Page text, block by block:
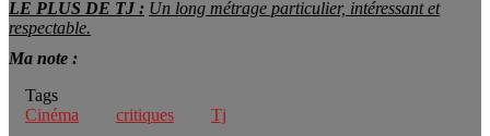
LE PLUS DE TJ : Un long métrage particulier, intéressant et
respectable.
Ma note :
Tags
Cinéma
critiques Tj